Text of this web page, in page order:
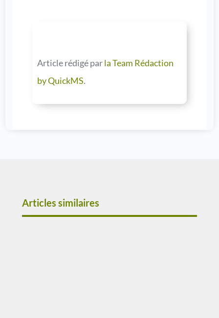
Article rédigé parla Team Rédaction
by QuickMS.
Articles similaires